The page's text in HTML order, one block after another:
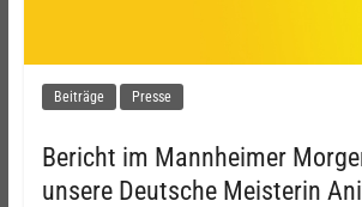
Beiträge Presse
Bericht im Mannheimer
unsere Deutsche Meisterin